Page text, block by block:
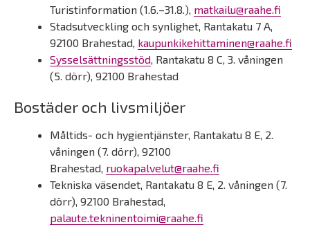
Turistinformation (1.6.–31.8.), matkailu@raahe.fi
Stadsutveckling och synlighet, Rantakatu 7 A,
92100 Brahestad, kaupunkikehittaminen@raahe.fi
Sysselsättningsstöd, Rantakatu 8 C, 3. våningen
(5. dörr), 92100 Brahestad
Bostäder och livsmiljöer
Måltids- och hygientjänster, Rantakatu 8 E, 2.
våningen (7. dörr), 92100
Brahestad, ruokapalvelut@raahe.fi
Tekniska väsendet, Rantakatu 8 E, 2. våningen (7.
dörr), 92100 Brahestad,
palaute.tekninentoimi@raahe.fi